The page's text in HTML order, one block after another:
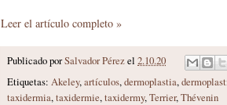
Leer el artículo completo »
Publicado porSalvador Pérezel 2.10.20
Etiquetas: Akeley,artículos,dermoplastia,
taxidermia,taxidermie,taxidermy,Terrier,Thévenin